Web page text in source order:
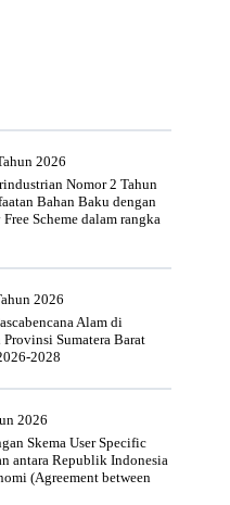
2026
Nomor 2 Tahun
Bahan Baku dengan
Scheme dalam rangka
2026
Alam di
Sumatera Barat
2028
2026
Skema User Specific
antara Republik Indonesia
(Agreement between